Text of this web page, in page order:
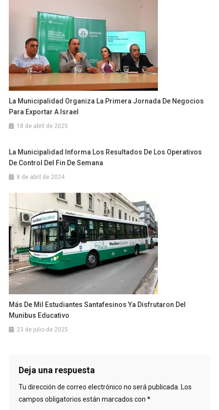
La Municipalidad Organiza La Primera Jornada De Negocios
Para Exportar A Israel
18 de abril de 2025
La Municipalidad Informa Los Resultados De Los Operativos
De Control Del Fin De Semana
8 de abril de 2024
Más De Mil Estudiantes Santafesinos Ya Disfrutaron Del
Munibus Educativo
23 de julio de 2025
Deja una respuesta
Tu dirección de correo electrónico no será publicada. Los
campos obligatorios están marcados con *